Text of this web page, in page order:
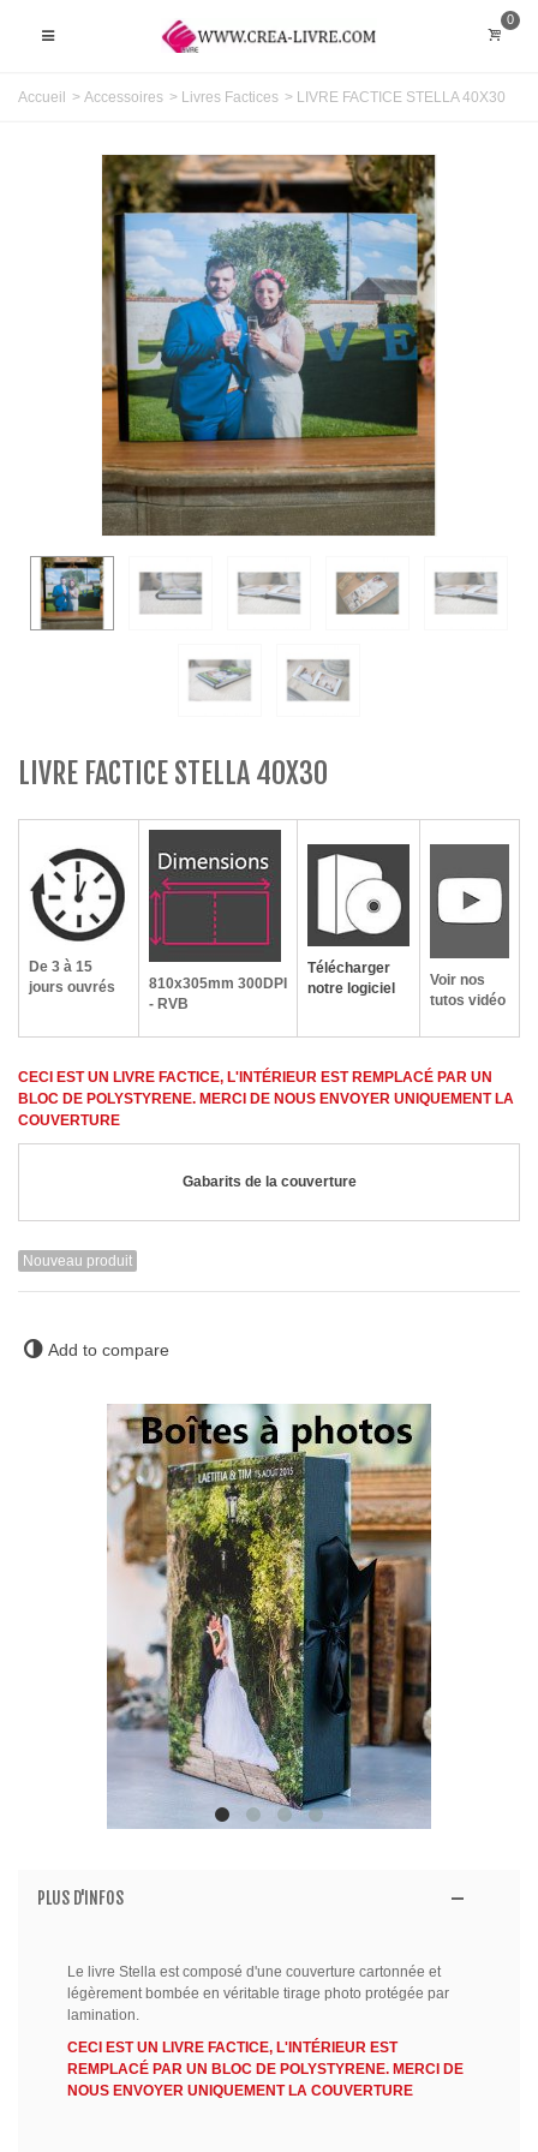
0
Accueil > Accessoires > Livres Factices > LIVRE FACTICE STELLA 40X30
LIVRE FACTICE STELLA 40X30
De 3 à 15
jours ouvrés
810x305mm 300DPI
- RVB
Télécharger
notre logiciel
Voir nos
tutos vidéo
CECI EST UN LIVRE FACTICE, L'INTÉRIEUR EST REMPLACÉ PAR UN
BLOC DE POLYSTYRENE. MERCI DE NOUS ENVOYER UNIQUEMENT LA
COUVERTURE
Gabarits de la couverture
Nouveau produit
Add to compare
PLUS D'INFOS
Le livre Stella est composé d'une couverture cartonnée et
légèrement bombée en véritable tirage photo protégée par
lamination.
CECI EST UN LIVRE FACTICE, L'INTÉRIEUR EST
REMPLACÉ PAR UN BLOC DE POLYSTYRENE. MERCI DE
NOUS ENVOYER UNIQUEMENT LA COUVERTURE